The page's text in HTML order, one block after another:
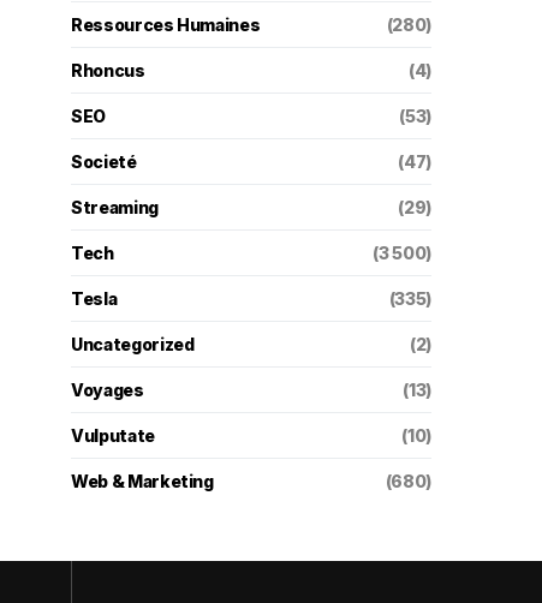
Ressources Humaines (280)
Rhoncus (4)
SEO (53)
Societé (47)
Streaming (29)
Tech (3 500)
Tesla (335)
Uncategorized (2)
Voyages (13)
Vulputate (10)
Web & Marketing (680)